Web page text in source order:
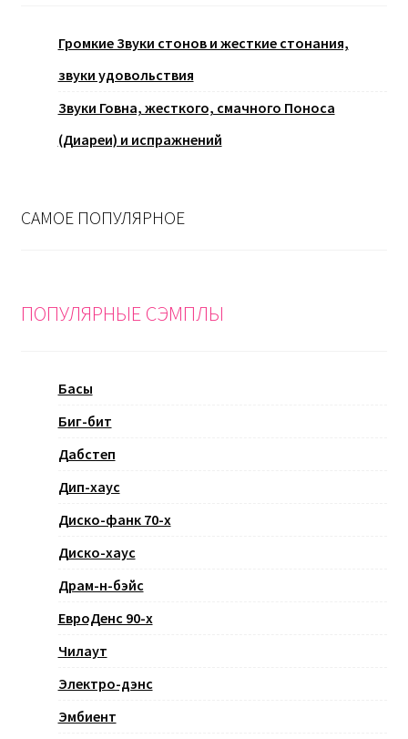
Громкие Звуки стонов и жесткие стонания,
звуки удовольствия
Звуки Говна, жесткого, смачного Поноса
(Диареи) и испражнений
САМОЕ ПОПУЛЯРНОЕ
ПОПУЛЯРНЫЕ СЭМПЛЫ
Басы
Биг-бит
Дабстеп
Дип-хаус
Диско-фанк 70-х
Диско-хаус
Драм-н-бэйс
ЕвроДенс 90-х
Чилаут
Электро-дэнс
Эмбиент